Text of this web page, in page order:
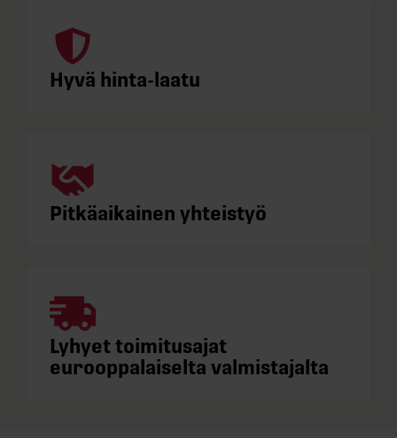
Hyvä hinta-laatu
Pitkäaikainen yhteistyö
Lyhyet toimitusajat
eurooppalaiselta valmistajalta